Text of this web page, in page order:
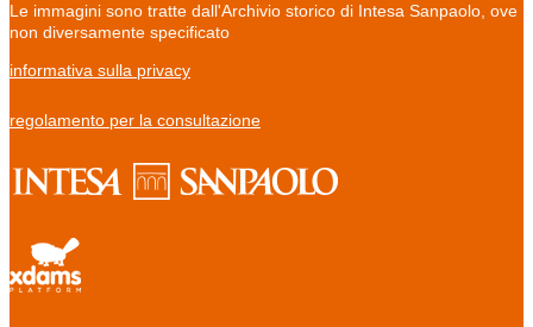
Le immagini sono tratte dall'Archivio storico di Intesa Sanpaolo, ove
non diversamente specificato
informativa sulla privacy
regolamento per la consultazione